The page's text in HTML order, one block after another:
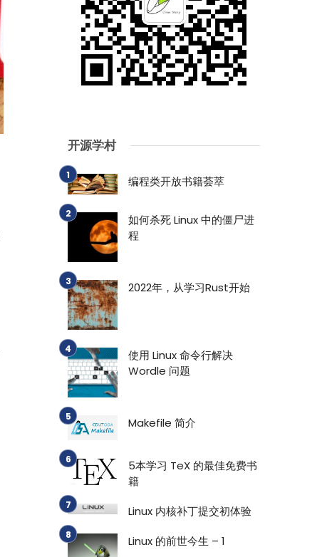
开源学村
编程类开放书籍荟萃
如何杀死 Linux 中的僵尸进
程
2022年，从学习Rust开始
使用 Linux 命令行解决
Wordle 问题
Makefile 简介
5本学习 TeX 的最佳免费书
籍
Linux 内核补丁提交初体验
Linux 的前世今生 – 1